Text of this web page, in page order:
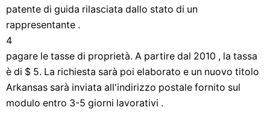
patente di guida rilasciata dallo stato di un
rappresentante .
4
pagare le tasse di proprietà. A partire dal 2010 , la tassa
è di $ 5. La richiesta sarà poi elaborato e un nuovo titolo
Arkansas sarà inviata all'indirizzo postale fornito sul
modulo entro 3-5 giorni lavorativi .